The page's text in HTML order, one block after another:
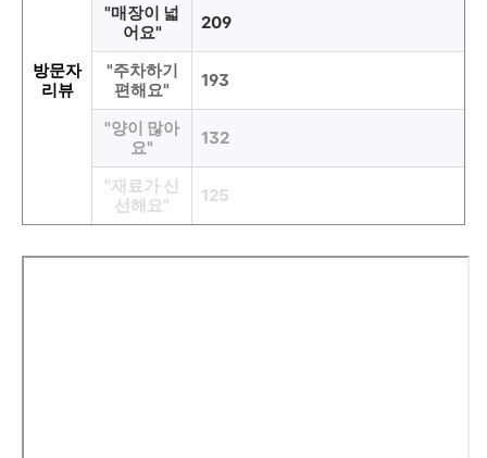
방문자
리뷰
"매장이 넓
어요"
209
"주차하기
편해요"
193
"양이 많아
요"
132
"재료가 신
선해요"
125